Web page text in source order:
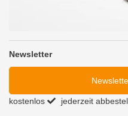
Newsletter
kostenlos jederzeit